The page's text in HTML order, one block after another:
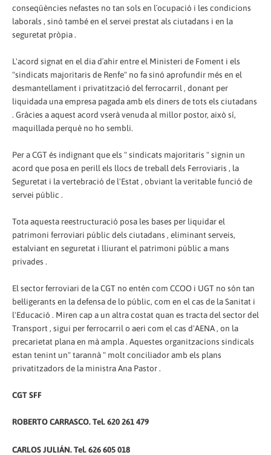
conseqüències nefastes no tan sols en l´ocupació i les condicions
laborals , sinó també en el servei prestat als ciutadans i en la
seguretat pròpia .
L'acord signat en el dia d´ahir entre el Ministeri de Foment i els
"sindicats majoritaris de Renfe" no fa sinó aprofundir més en el
desmantellament i privatització del ferrocarril , donant per
liquidada una empresa pagada amb els diners de tots els ciutadans
. Gràcies a aquest acord vserà venuda al millor postor, això sí,
maquillada perquè no ho sembli.
Per a CGT és indignant que els " sindicats majoritaris " signin un
acord que posa en perill els llocs de treball dels Ferroviaris , la
Seguretat i la vertebració de l'Estat , obviant la veritable funció de
servei públic .
Tota aquesta reestructuració posa les bases per liquidar el
patrimoni ferroviari públic dels ciutadans , eliminant serveis,
estalviant en seguretat i lliurant el patrimoni públic a mans
privades .
El sector ferroviari de la CGT no entén com CCOO i UGT no són tan
bel·ligerants en la defensa de lo públic, com en el cas de la Sanitat i
l'Educació . Miren cap a un altra costat quan es tracta del sector del
Transport , sigui per ferrocarril o aeri com el cas d'AENA , on la
precarietat plana en mà ampla . Aquestes organitzacions sindicals
estan tenint un" tarannà " molt conciliador amb els plans
privatitzadors de la ministra Ana Pastor .
CGT SFF
ROBERTO CARRASCO. Tel. 620 261 479
CARLOS JULIÁN. Tel. 626 605 018